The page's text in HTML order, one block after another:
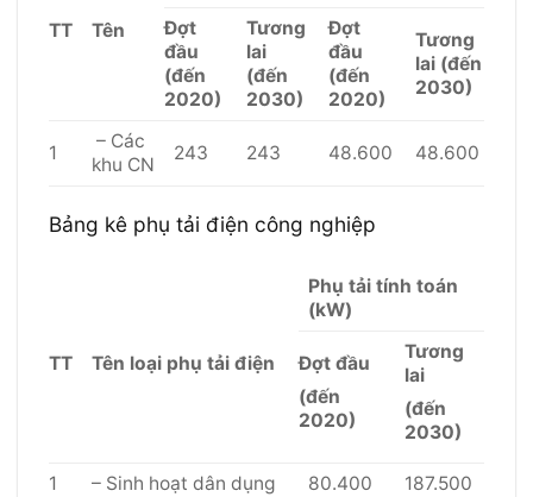
TT Tên
Đợt
đầu
(đến
2020)
Tương
lai
(đến
2030)
Đợt
đầu
(đến
2020)
Tương
lai (đến
2030)
1
– Các
khu CN
243 243 48.600 48.600
Bảng kê phụ tải điện công nghiệp
TT Tên loại phụ tải điện
Phụ tải tính toán
(kW)
Đợt đầu
(đến
2020)
Tương
lai
(đến
2030)
1 – Sinh hoạt dân dụng 80.400 187.500